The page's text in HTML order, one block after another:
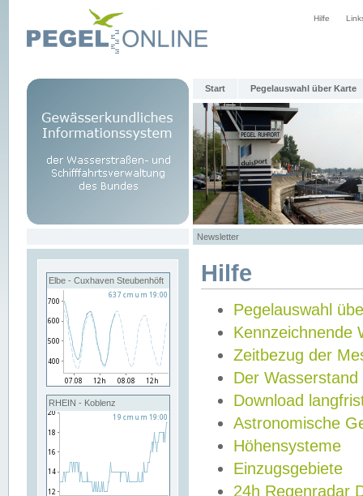
Hilfe
Start Pegelauswahl über Karte
Newsletter
Elbe - Cuxhaven Steubenhöft
RHEIN - Koblenz
Hilfe
Pegelauswahl
Kennzeichnende
Zeitbezug der
Der Wasserstand
Download
Astronomische
Höhensysteme
Einzugsgebiete
24h Regenradar